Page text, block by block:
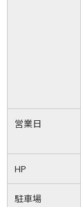
営業日
HP
駐車場